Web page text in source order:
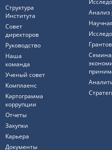
Структура
Института
Совет
директоров
Руководство
Наша
команда
Ученый совет
Комплаенс
Картограмма
коррупции
Отчеты
Закупки
Карьера
Документы
Анализ